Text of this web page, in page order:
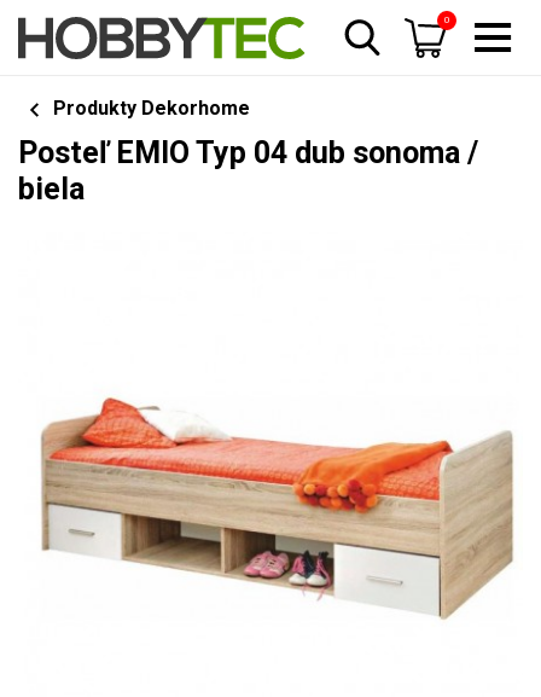
0
Produkty Dekorhome
Posteľ EMIO Typ 04 dub sonoma /
biela